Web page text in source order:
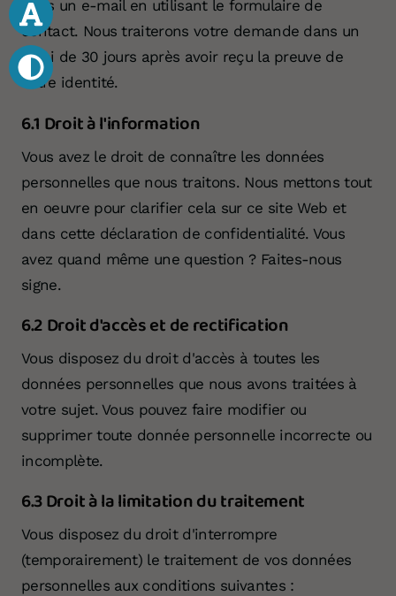
Votre don :
nous un e-mail en utilisant le formulaire de
contact. Nous traiterons votre demande dans un
délai de 30 jours après avoir reçu la preuve de
votre identité.
6.1 Droit à l'information
Vous avez le droit de connaître les données
personnelles que nous traitons. Nous mettons tout
en oeuvre pour clarifier cela sur ce site Web et
dans cette déclaration de confidentialité. Vous
avez quand même une question ? Faites-nous
signe.
6.2 Droit d'accès et de rectification
Vous disposez du droit d'accès à toutes les
données personnelles que nous avons traitées à
votre sujet. Vous pouvez faire modifier ou
supprimer toute donnée personnelle incorrecte ou
incomplète.
6.3 Droit à la limitation du traitement
Vous disposez du droit d'interrompre
(temporairement) le traitement de vos données
personnelles aux conditions suivantes :